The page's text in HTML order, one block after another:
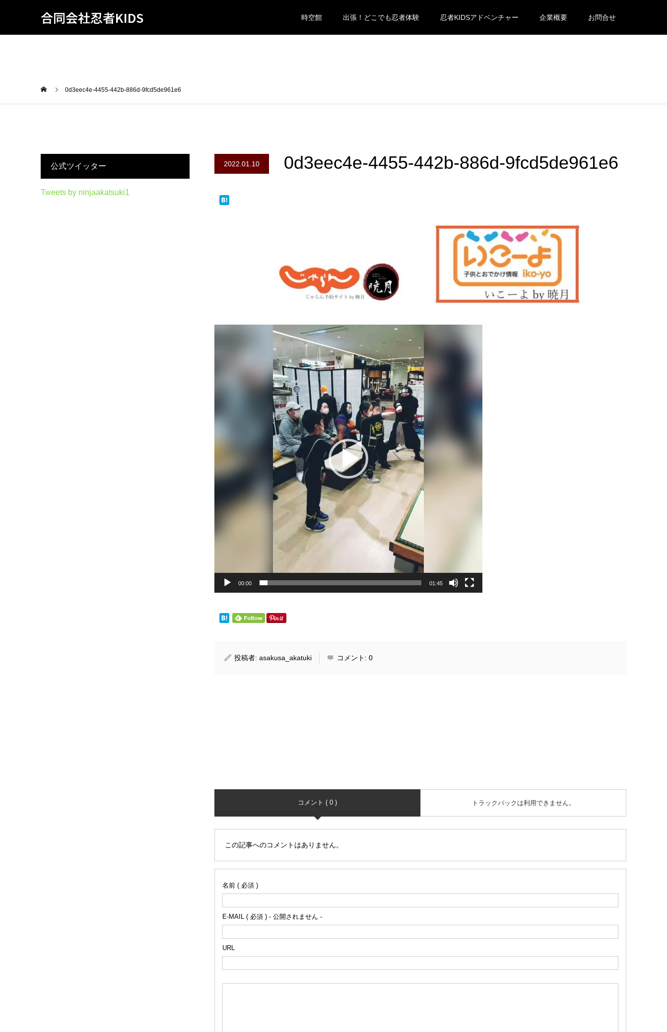
合同会社忍者KIDS 時空館 出張！どこでも忍者体験 忍者KIDSアドベンチャー 企業概要 お問合せ
0d3eec4e-4455-442b-886d-9fcd5de961e6
2022.01.10 0d3eec4e-4455-442b-886d-9fcd5de961e6
00:00 01:45
投稿者:asakusa_akatuki コメント:0
コメント ( 0 ) トラックバックは利用できません。
この記事へのコメントはありません。
名前 ( 必須 )
E-MAIL ( 必須 ) - 公開されません -
URL
公式ツイッター
Tweets by ninjaakatsuki1